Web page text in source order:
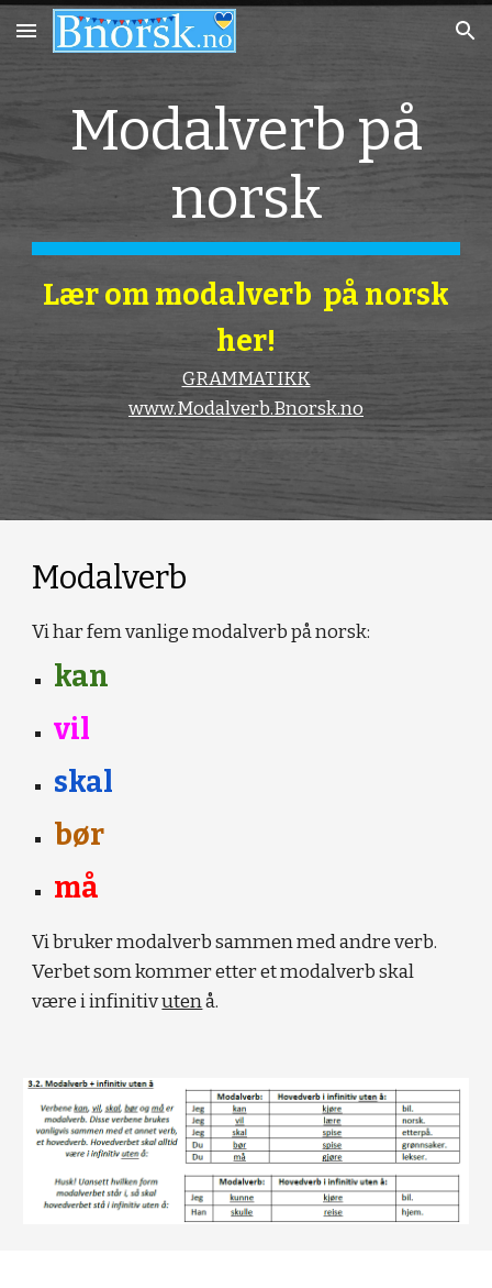
Skip to main content Skip to navigation
Modalverb på
norsk
Lær om modalverb på norsk
her!
GRAMMATIKK
www.Modalverb.Bnorsk.no
Modalverb
Vi har fem vanlige modalverb på norsk:
kan
vil
skal
bør
må
Vi bruker modalverb sammen med andre verb.
Verbet som kommer etter et modalverb skal
være i infinitivutenå.